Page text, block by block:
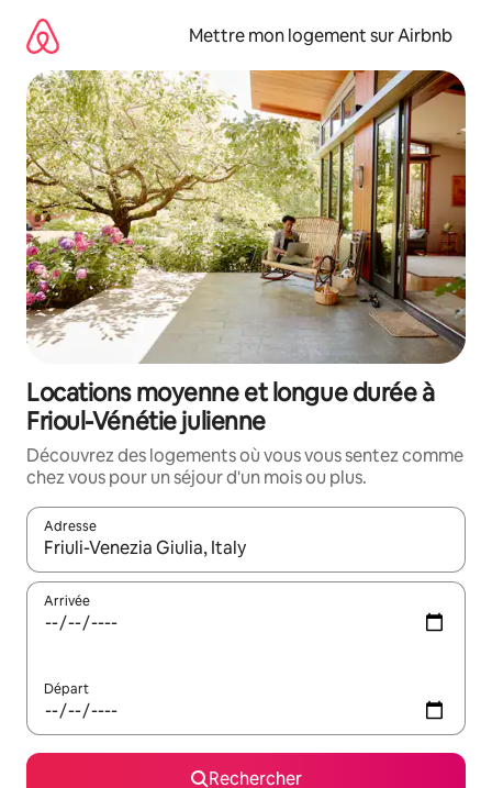
directement
contenu
Mettre mon logement sur Airbnb
Locations moyenne et longue durée à
Frioul-Vénétie julienne
Découvrez des logements où vous vous sentez comme
chez vous pour un séjour d'un mois ou plus.
Adresse
Lorsque les résultats s'affichent, utilisez les flèches vers le
Arrivée
Départ
Rechercher